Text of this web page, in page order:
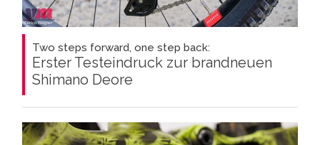
Two steps forward, one step back:
Erster Testeindruck zur brandneuen
Shimano Deore